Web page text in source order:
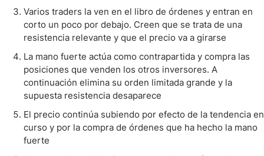
Varios traders la ven en el libro de órdenes y entran en
corto un poco por debajo. Creen que se trata de una
resistencia relevante y que el precio va a girarse
La mano fuerte actúa como contrapartida y compra las
posiciones que venden los otros inversores. A
continuación elimina su orden limitada grande y la
supuesta resistencia desaparece
El precio continúa subiendo por efecto de la tendencia en
curso y por la compra de órdenes que ha hecho la mano
fuerte